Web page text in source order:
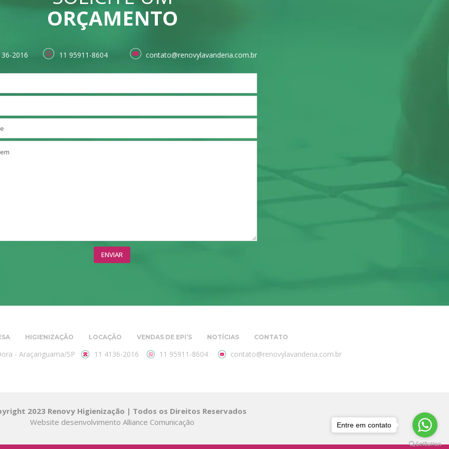
ORÇAMENTO
2016 11 95911-8604 contato@renovylavanderia.com.br
HIGIENIZAÇÃO LOCAÇÃO VENDAS DE EPI’S NOTÍCIAS CONTATO
- Araçariguama/SP 11 4136-2016 11 95911-8604 contato@renovylavanderia.com.br
2023 Renovy Higienização | Todos os Direitos Reservados
Website desenvolvimento Alliance Comunicação Entre em contato